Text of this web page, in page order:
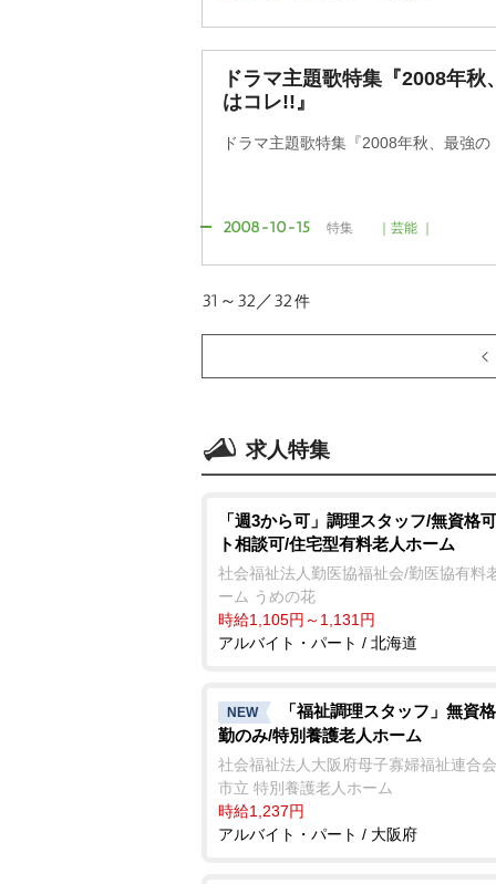
ドラマ主題歌特集『2008年
はコレ!!』
ドラマ主題歌特集『2008年秋、最強
2008-10-15 特集 ｜芸能 ｜
31～32／32件
求人特集
「週3から可」調理スタッフ/無資格
ト相談可/住宅型有料老人ホーム
社会福祉法人勤医協福祉会/勤医協有料
ーム うめの花
時給1,105円～1,131円
アルバイト・パート / 北海道
NEW
「福祉調理スタッフ」無資
勤のみ/特別養護老人ホーム
社会福祉法人大阪府母子寡婦福祉連合
市立 特別養護老人ホーム
時給1,237円
アルバイト・パート / 大阪府